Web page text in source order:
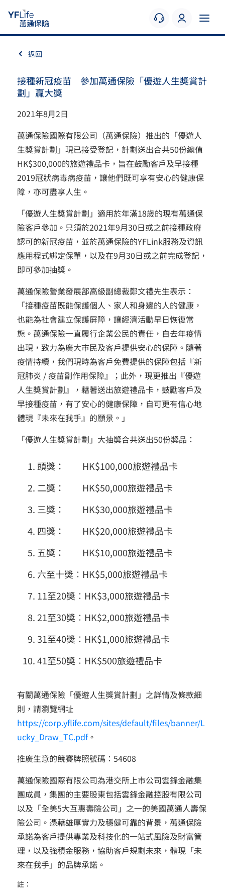
返回
接種新冠疫苗 參加萬通保險「優遊人生奬賞計
劃」贏大獎
2021年8月2日
萬通保險國際有限公司（萬通保險）推出的「優遊人
生奬賞計劃」現已接受登記，計劃送出合共50份總值
HK$300,000的旅遊禮品卡，旨在鼓勵客戶及早接種
2019冠狀病毒病疫苗，讓他們既可享有安心的健康保
障，亦可盡享人生。
「優遊人生奬賞計劃」適用於年滿18歲的現有萬通保
險客戶參加。只須於2021年9月30日或之前接種政府
認可的新冠疫苗，並於萬通保險的YFLink服務及資訊
應用程式綁定保單，以及在9月30日或之前完成登記，
即可參加抽獎。
萬通保險營業發展部高級副總裁鄭文禮先生表示：
「接種疫苗既能保護個人、家人和身邊的人的健康，
也能為社會建立保護屏障，讓經濟活動早日恢復常
態。萬通保險一直履行企業公民的責任，自去年疫情
出現，致力為廣大巿民及客戶提供安心的保障。隨著
疫情持續，我們現時為客戶免費提供的保障包括『新
冠肺炎 / 疫苗副作用保障』；此外，現更推出『優遊
人生奬賞計劃』，藉著送出旅遊禮品卡，鼓勵客戶及
早接種疫苗，有了安心的健康保障，自可更有信心地
體現『未來在我手』的願景。」
「優遊人生奬賞計劃」大抽獎合共送出50份獎品：
頭獎： HK$100,000旅遊禮品卡
二獎： HK$50,000旅遊禮品卡
三獎： HK$30,000旅遊禮品卡
四獎： HK$20,000旅遊禮品卡
五獎： HK$10,000旅遊禮品卡
六至十奬︰HK$5,000旅遊禮品卡
11至20奬︰HK$3,000旅遊禮品卡
21至30奬︰HK$2,000旅遊禮品卡
31至40奬︰HK$1,000旅遊禮品卡
41至50奬︰HK$500旅遊禮品卡
有關萬通保險「優遊人生獎賞計劃」之詳情及條款細
則，請瀏覽網址
https://corp.yflife.com/sites/default/files/banner/L
ucky_Draw_TC.pdf。
推廣生意的競賽牌照號碼：54608
萬通保險國際有限公司為港交所上市公司雲鋒金融集
團成員，集團的主要股東包括雲鋒金融控股有限公司
以及「全美5大互惠壽險公司」之一的美國萬通人壽保
險公司。憑藉雄厚實力及穩健可靠的背景，萬通保險
承諾為客戶提供專業及科技化的一站式風險及財富管
理，以及強積金服務，協助客戶規劃未來，體現「未
來在我手」的品牌承諾。
註：